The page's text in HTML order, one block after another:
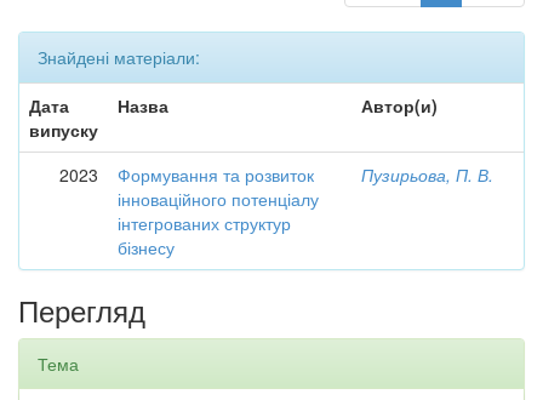
Знайдені матеріали:
Дата
випуску
Назва Автор(и)
2023
Формування та розвиток
інноваційного потенціалу
інтегрованих структур
бізнесу
Пузирьова, П. В.
Перегляд
Тема